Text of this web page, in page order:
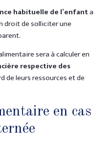
habituelle de l’enfanta
droit de solliciter une
sera à calculer en
respective des
de leurs ressources et de
en cas